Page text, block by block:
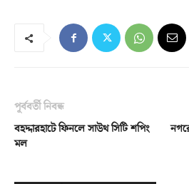
পূর্ববর্তী নিবন্ধ
বহদ্দারহাটে ফিনলে সাউথ সিটি শপিং
মল